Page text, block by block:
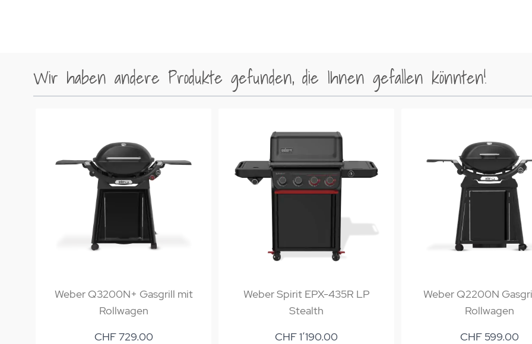
Wir haben andere Produkte gefunden, die Ihnen gefallen könnten!
Weber Q3200N+ Gasgrill mit
Rollwagen
CHF 729.00
Weber Spirit EPX-435R LP
Stealth
CHF 1’190.00
Weber Q2200N
Rollwagen
CHF 599.00